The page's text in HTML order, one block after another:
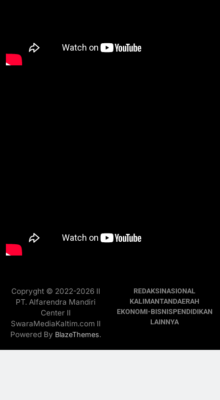
Copryght © 2022-2026 II
PT. Alfarendra Mandiri
Center II
SwaraMediaKaltim.com II
Powered By BlazeThemes.
REDAKSINASIONAL
KALIMANTANDAERAH
EKONOMI-BISNISPENDIDIKAN
LAINNYA